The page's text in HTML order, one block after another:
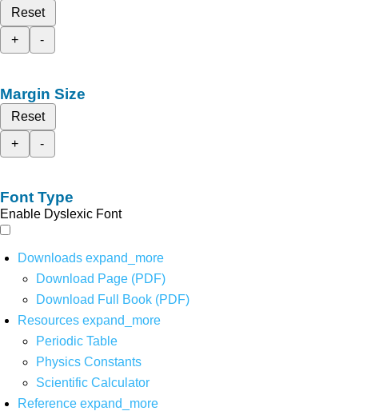
Reset
+
-
Margin Size
Reset
+
-
Font Type
Enable Dyslexic Font
Downloads expand_more
Download Page (PDF)
Download Full Book (PDF)
Resources expand_more
Periodic Table
Physics Constants
Scientific Calculator
Reference expand_more